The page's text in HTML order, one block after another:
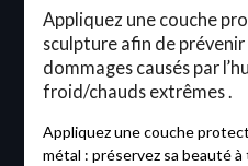
Appliquez une couche
sculpture afin de
dommages causés par
froid/chauds extrêmes .
Appliquez une couche
métal : préservez sa beauté